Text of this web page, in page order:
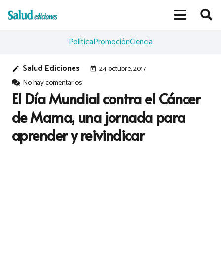
PolíticaPromociónCiencia
edit Salud Ediciones today 24 octubre, 2017
No hay comentarios
El Día Mundial contra el Cáncer
de Mama, una jornada para
aprender y reivindicar